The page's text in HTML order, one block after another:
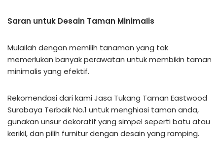
Saran untuk Desain Taman Minimalis
Mulailah dengan memilih tanaman yang tak
memerlukan banyak perawatan untuk membikin taman
minimalis yang efektif.
Rekomendasi dari kami Jasa Tukang Taman Eastwood
Surabaya Terbaik No.1 untuk menghiasi taman anda,
gunakan unsur dekoratif yang simpel seperti batu atau
kerikil, dan pilih furnitur dengan desain yang ramping.